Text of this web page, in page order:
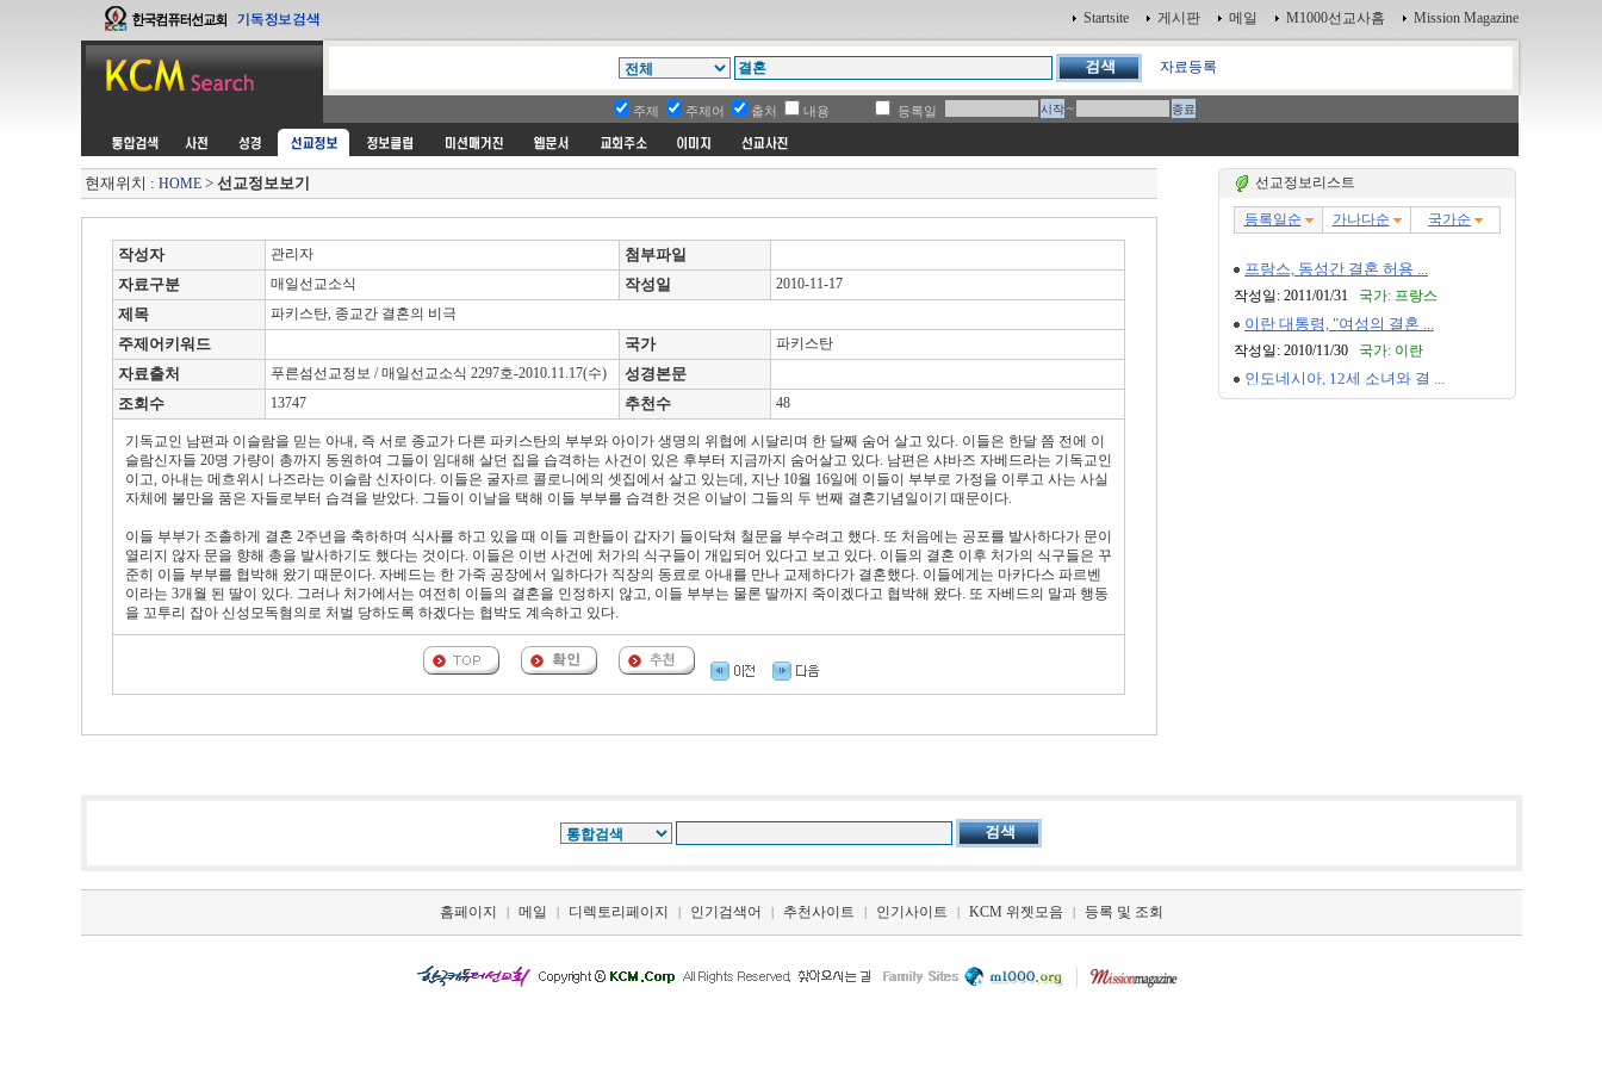
Startsite 게시판 메일 M1000선교사홈 Mission Magazine
자료등록
주제 주제어 출처 내용 등록일 ~
현재위치 : HOME> 선교정보보기
작성자 관리자
첨부파일
자료구분
매일선교소식 작성일 2010-11-17
제목 파키스탄, 종교간 결혼의 비극
주제어키워드 국가 파키스탄
자료출처 푸른섬선교정보 / 매일선교소식 2297호-2010.11.17(수)
성경본문
조회수
13747 추천수 48
기독교인 남편과 이슬람을 믿는 아내, 즉 서로 종교가 다른 파키스탄의 부부와 아이가 생명의 위협에 시달리며 한 달째 숨어 살고 있다. 이들은 한달 쯤 전에 이
슬람신자들 20명 가량이 총까지 동원하여 그들이 임대해 살던 집을 습격하는 사건이 있은 후부터 지금까지 숨어살고 있다. 남편은 샤바즈 자베드라는 기독교인
이고, 아내는 메흐위시 나즈라는 이슬람 신자이다. 이들은 굴자르 콜로니에의 셋집에서 살고 있는데, 지난 10월 16일에 이들이 부부로 가정을 이루고 사는 사실
자체에 불만을 품은 자들로부터 습격을 받았다. 그들이 이날을 택해 이들 부부를 습격한 것은 이날이 그들의 두 번째 결혼기념일이기 때문이다.
이들 부부가 조촐하게 결혼 2주년을 축하하며 식사를 하고 있을 때 이들 괴한들이 갑자기 들이닥쳐 철문을 부수려고 했다. 또 처음에는 공포를 발사하다가 문이
열리지 않자 문을 향해 총을 발사하기도 했다는 것이다. 이들은 이번 사건에 처가의 식구들이 개입되어 있다고 보고 있다. 이들의 결혼 이후 처가의 식구들은 꾸
준히 이들 부부를 협박해 왔기 때문이다. 자베드는 한 가죽 공장에서 일하다가 직장의 동료로 아내를 만나 교제하다가 결혼했다. 이들에게는 마카다스 파르벤
이라는 3개월 된 딸이 있다. 그러나 처가에서는 여전히 이들의 결혼을 인정하지 않고, 이들 부부는 물론 딸까지 죽이겠다고 협박해 왔다. 또 자베드의 말과 행동
을 꼬투리 잡아 신성모독혐의로 처벌 당하도록 하겠다는 협박도 계속하고 있다.
선교정보리스트
홈페이지 | 메일 | 디렉토리페이지 | 인기검색어 | 추천사이트 | 인기사이트 | KCM 위젯모음 | 등록 및 조회